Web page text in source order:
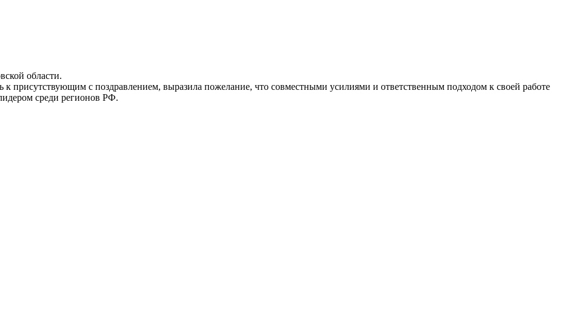
области.
присутствующим с поздравлением, выразила пожелание, что совместными усилиями и ответственным подходом к своей работе
среди регионов РФ.